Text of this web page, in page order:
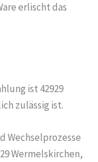
erlischt das
ist 42929
zulässig ist.
Wechselprozesse
Wermelskirchen,